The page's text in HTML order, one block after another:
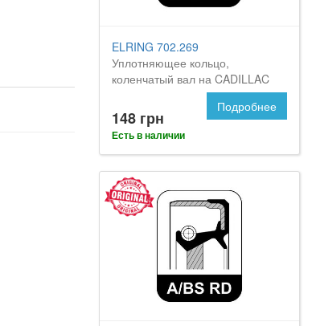
ELRING 702.269
Уплотняющее кольцо,
коленчатый вал на CADILLAC
148 грн
Есть в наличии
Подробнее